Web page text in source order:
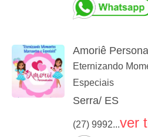
Amoriê
Eternizando
Especiais
Serra/ ES
(27) 9992...ver